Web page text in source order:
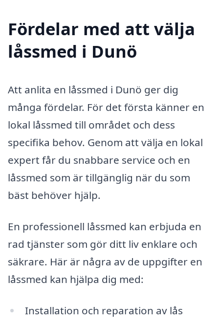
Fördelar med att välja
låssmed i Dunö
Att anlita en låssmed i Dunö ger dig
många fördelar. För det första känner en
lokal låssmed till området och dess
specifika behov. Genom att välja en lokal
expert får du snabbare service och en
låssmed som är tillgänglig när du som
bäst behöver hjälp.
En professionell låssmed kan erbjuda en
rad tjänster som gör ditt liv enklare och
säkrare. Här är några av de uppgifter en
låssmed kan hjälpa dig med:
Installation och reparation av lås